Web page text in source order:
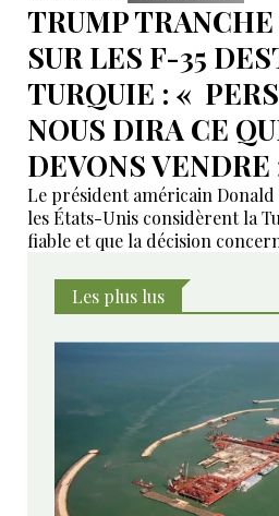
TRUMP
SUR LES F-35
TURQUIE : «
NOUS DIRA CE
DEVONS VENDRE
Le président américain
les États-Unis considèrent la
fiable et que la décision
être influencée par des
Les plus lus